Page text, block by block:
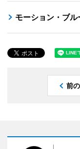
モーション・ブ
前